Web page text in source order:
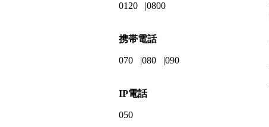
0120 0800
携帯電話
070 080 090
IP電話
050